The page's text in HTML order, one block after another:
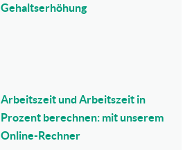
Gehaltserhöhung
Arbeitszeit und Arbeitszeit in
Prozent berechnen: mit unserem
Online-Rechner